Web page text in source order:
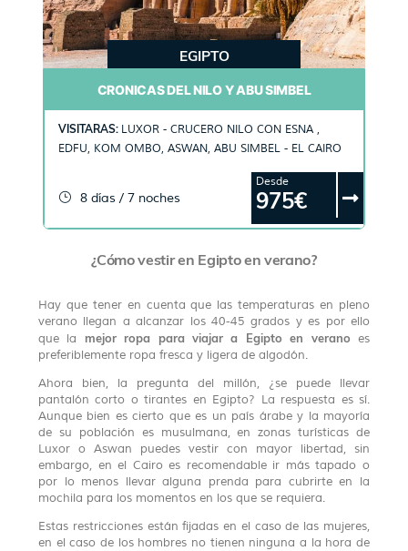
EGIPTO
CRONICAS DEL NILO Y ABU SIMBEL
VISITARAS: LUXOR - CRUCERO NILO CON ESNA ,
EDFU, KOM OMBO, ASWAN, ABU SIMBEL - EL CAIRO
8 días / 7 noches
Desde
975€
¿Cómo vestir en Egipto en verano?
Hay que tener en cuenta que las temperaturas en pleno
verano llegan a alcanzar los 40-45 grados y es por ello
que la mejor ropa para viajar a Egipto en verano es
preferiblemente ropa fresca y ligera de algodón.
Ahora bien, la pregunta del millón, ¿se puede llevar
pantalón corto o tirantes en Egipto? La respuesta es sí.
Aunque bien es cierto que es un país árabe y la mayoría
de su población es musulmana, en zonas turísticas de
Luxor o Aswan puedes vestir con mayor libertad, sin
embargo, en el Cairo es recomendable ir más tapado o
por lo menos llevar alguna prenda para cubrirte en la
mochila para los momentos en los que se requiera.
Estas restricciones están fijadas en el caso de las mujeres,
en el caso de los hombres no tienen ninguna a la hora de